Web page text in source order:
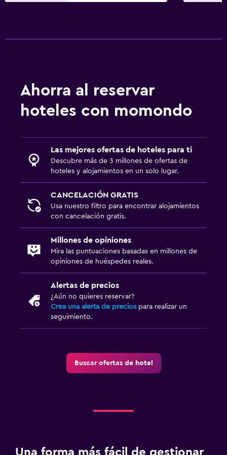
Terraza
Habitación
Despertador
Ideal para familias
Cuna/cama nido disponibles
Ahorra al reservar
hoteles con momondo
Las mejores ofertas de hoteles para ti
Descubre más de 3 millones de ofertas de
hoteles y alojamientos en un solo lugar.
CANCELACIÓN GRATIS
Usa nuestro filtro para encontrar alojamientos
con cancelación gratis.
Millones de opiniones
Mira las puntuaciones basadas en millones de
opiniones de huéspedes reales.
Alertas de precios
¿Aún no quieres reservar?
Crea una alerta de precios para realizar un
seguimiento.
Buscar ofertas de hotel
Una forma más fácil de gestionar